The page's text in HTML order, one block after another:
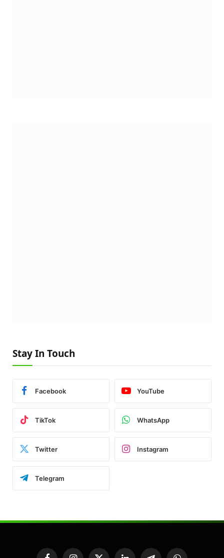
Stay In Touch
Facebook YouTube
TikTok WhatsApp
Twitter Instagram
Telegram